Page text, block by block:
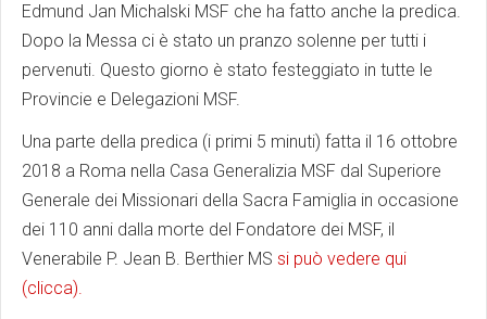
Edmund Jan Michalski MSF che ha fatto anche la predica.
Dopo la Messa ci è stato un pranzo solenne per tutti i
pervenuti. Questo giorno è stato festeggiato in tutte le
Provincie e Delegazioni MSF.
Una parte della predica (i primi 5 minuti) fatta il 16 ottobre
2018 a Roma nella Casa Generalizia MSF dal Superiore
Generale dei Missionari della Sacra Famiglia in occasione
dei 110 anni dalla morte del Fondatore dei MSF, il
Venerabile P. Jean B. Berthier MS si può vedere qui
(clicca).